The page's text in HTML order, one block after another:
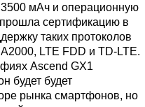
мАч и операционную
сертификацию в
таких протоколов
LTE FDD и TD-LTE.
Ascend GX1
будет будет
рынка смартфонов, но